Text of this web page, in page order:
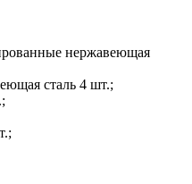
нержавеющая
сталь 4 шт.;